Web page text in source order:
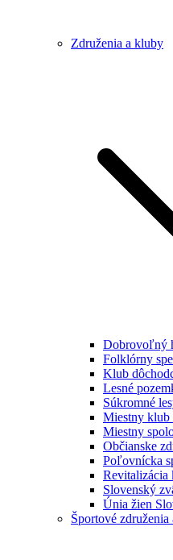
Združenia a kluby
Dobrovoľný
Folklórny
Klub
Lesné
Súkromné
Miestny klub
Miestny
Občianske
Poľovnícka
Revitalizácia
Slovenský
Únia žien
Športové